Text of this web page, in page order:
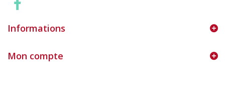
Informations
Mon compte